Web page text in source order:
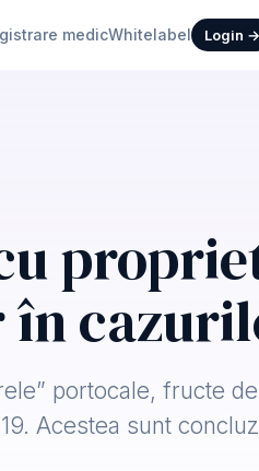
medicWhitelabel Login →
portocale, fructe
Acestea sunt